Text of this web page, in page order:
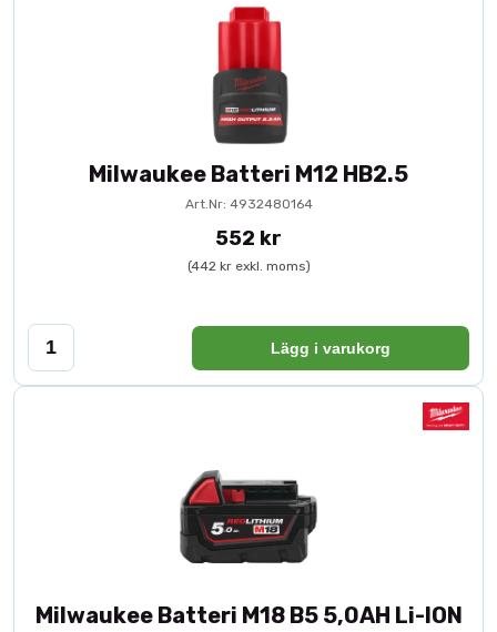
Milwaukee Batteri M12 HB2.5
Art.Nr: 4932480164
552 kr
(442 kr exkl. moms)
Lägg i varukorg
Milwaukee Batteri M18 B5 5,0AH Li-ION